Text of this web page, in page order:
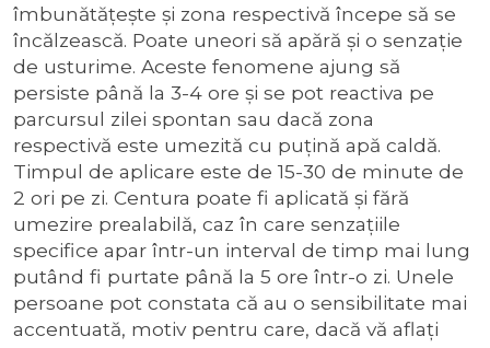
îmbunătăţeşte şi zona respectivă începe să se
încălzească. Poate uneori să apără şi o senzaţie
de usturime. Aceste fenomene ajung să
persiste până la 3-4 ore şi se pot reactiva pe
parcursul zilei spontan sau dacă zona
respectivă este umezită cu puţină apă caldă.
Timpul de aplicare este de 15-30 de minute de
2 ori pe zi. Centura poate fi aplicată şi fără
umezire prealabilă, caz în care senzaţiile
specifice apar într-un interval de timp mai lung
putând fi purtate până la 5 ore într-o zi. Unele
persoane pot constata că au o sensibilitate mai
accentuată, motiv pentru care, dacă vă aflaţi